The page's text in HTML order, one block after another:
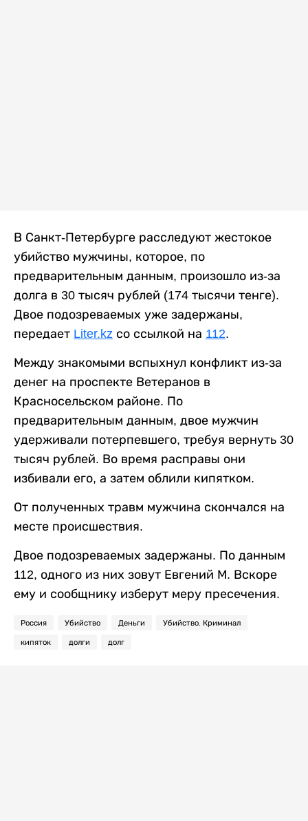
В Санкт-Петербурге расследуют жестокое
убийство мужчины, которое, по
предварительным данным, произошло из-за
долга в 30 тысяч рублей (174 тысячи тенге).
Двое подозреваемых уже задержаны,
передает Liter.kz со ссылкой на 112.
Между знакомыми вспыхнул конфликт из-за
денег на проспекте Ветеранов в
Красносельском районе. По
предварительным данным, двое мужчин
удерживали потерпевшего, требуя вернуть 30
тысяч рублей. Во время расправы они
избивали его, а затем облили кипятком.
От полученных травм мужчина скончался на
месте происшествия.
Двое подозреваемых задержаны. По данным
112, одного из них зовут Евгений М. Вскоре
ему и сообщнику изберут меру пресечения.
Россия Убийство Деньги Убийство. Криминал
кипяток долги долг